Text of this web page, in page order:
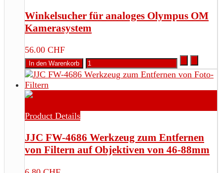
Winkelsucher für analoges Olympus OM
Kamerasystem
56.00 CHF
Product Details
JJC FW-4686 Werkzeug zum Entfernen
von Filtern auf Objektiven von 46-88mm